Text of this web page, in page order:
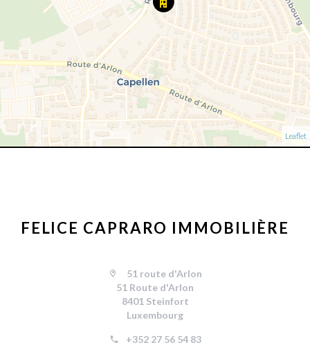
Leaflet
FELICE CAPRARO IMMOBILIÈRE
51 route d'Arlon
51 Route d'Arlon
8401 Steinfort
Luxembourg
+352 27 56 54 83